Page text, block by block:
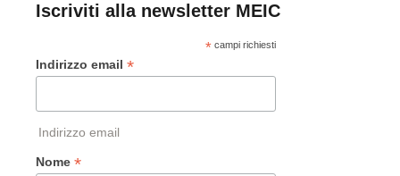
Iscriviti alla newsletter MEIC
*campi richiesti
Indirizzo email *
Indirizzo email
Nome *